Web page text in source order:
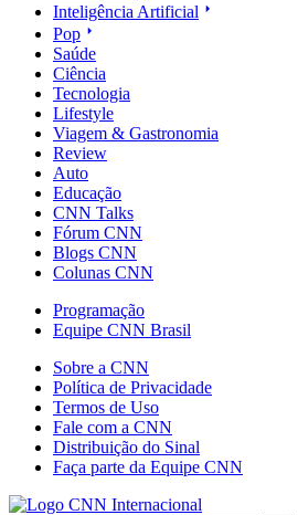
Inteligência Artificial
Pop
Saúde
Ciência
Tecnologia
Lifestyle
Viagem & Gastronomia
Review
Auto
Educação
CNN Talks
Fórum CNN
Blogs CNN
Colunas CNN
Programação
Equipe CNN Brasil
Sobre a CNN
Política de Privacidade
Termos de Uso
Fale com a CNN
Distribuição do Sinal
Faça parte da Equipe CNN